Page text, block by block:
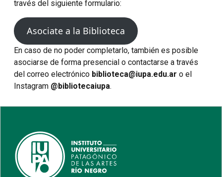
través del siguiente formulario:
Asociate a la Biblioteca
En caso de no poder completarlo, también es posible
asociarse de forma presencial o contactarse a través
del correo electrónico biblioteca@iupa.edu.ar o el
Instagram @bibliotecaiupa.